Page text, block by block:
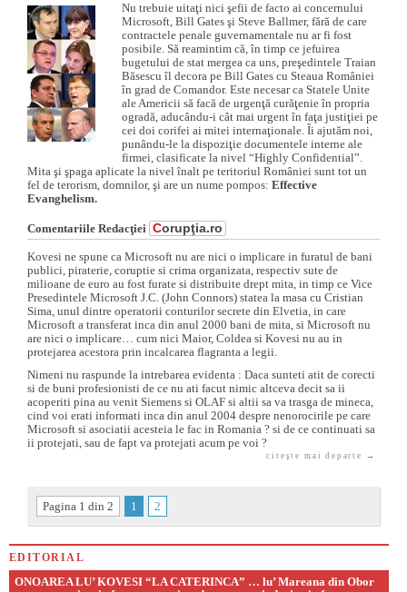
Nu trebuie uitaţi nici şefii de facto ai concernului
Microsoft, Bill Gates şi Steve Ballmer, fără de care
contractele penale guvernamentale nu ar fi fost
posibile. Să reamintim că, în timp ce jefuirea
bugetului de stat mergea ca uns, preşedintele Traian
Băsescu îl decora pe Bill Gates cu Steaua României
în grad de Comandor. Este necesar ca Statele Unite
ale Americii să facă de urgenţă curăţenie în propria
ogradă, aducându-i cât mai urgent în faţa justiţiei pe
cei doi corifei ai mitei internaţionale. Îi ajutăm noi,
punându-le la dispoziţie documentele interne ale
firmei, clasificate la nivel “Highly Confidential”.
Mita şi şpaga aplicate la nivel înalt pe teritoriul României sunt tot un
fel de terorism, domnilor, şi are un nume pompos: Effective
Evanghelism.
Comentariile Redacţiei Corupţia.ro
Kovesi ne spune ca Microsoft nu are nici o implicare in furatul de bani
publici, piraterie, coruptie si crima organizata, respectiv sute de
milioane de euro au fost furate si distribuite drept mita, in timp ce Vice
Presedintele Microsoft J.C. (John Connors) statea la masa cu Cristian
Sima, unul dintre operatorii conturilor secrete din Elvetia, in care
Microsoft a transferat inca din anul 2000 bani de mita, si Microsoft nu
are nici o implicare… cum nici Maior, Coldea si Kovesi nu au in
protejarea acestora prin incalcarea flagranta a legii.
Nimeni nu raspunde la intrebarea evidenta : Daca sunteti atit de corecti
si de buni profesionisti de ce nu ati facut nimic altceva decit sa ii
acoperiti pina au venit Siemens si OLAF si altii sa va trasga de mineca,
cind voi erati informati inca din anul 2004 despre nenorocirile pe care
Microsoft si asociatii acesteia le fac in Romania ? si de ce continuati sa
ii protejati, sau de fapt va protejati acum pe voi ?
citeşte mai departe →
Pagina 1 din 2 1 2
EDITORIAL
ONOAREA LU’ KOVESI “LA CATERINCA” … lu’ Mareana din Obor